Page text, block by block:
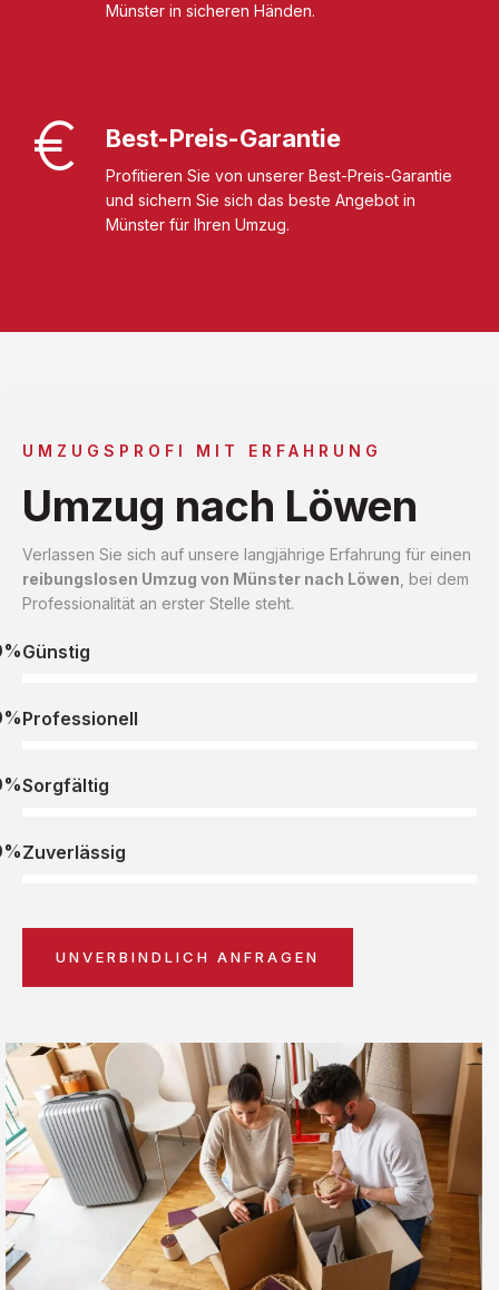
Münster in sicheren Händen.
Best-Preis-Garantie
Profitieren Sie von unserer Best-Preis-Garantie
und sichern Sie sich das beste Angebot in
Münster für Ihren Umzug.
UMZUGSPROFI MIT ERFAHRUNG
Umzug nach Löwen
Verlassen Sie sich auf unsere langjährige Erfahrung für einen
reibungslosen Umzug von Münster nach Löwen , bei dem
Professionalität an erster Stelle steht.
Günstig
Professionell
Sorgfältig
Zuverlässig
UNVERBINDLICH ANFRAGEN